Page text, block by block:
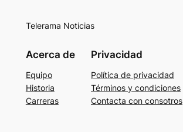
Telerama Noticias
Acerca de
Equipo
Historia
Carreras
Privacidad
Política de privacidad
Términos y condiciones
Contacta con consotros